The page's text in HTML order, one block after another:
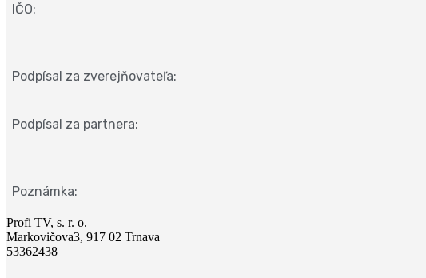
IČO:
Podpísal za zverejňovateľa:
Podpísal za partnera:
Poznámka:
Profi TV, s. r. o.
Markovičova3, 917 02 Trnava
53362438